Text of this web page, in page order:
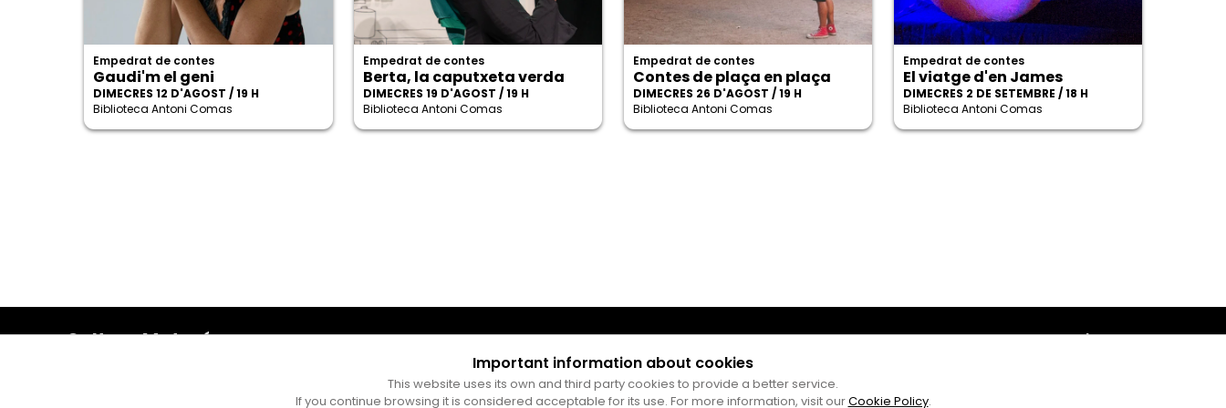
Empedrat de contes
Gaudi'm el geni
DIMECRES 12 D'AGOST / 19 H
Biblioteca Antoni Comas
Empedrat de contes
Berta, la caputxeta verda
DIMECRES 19 D'AGOST / 19 H
Biblioteca Antoni Comas
Empedrat de contes
Contes de plaça en plaça
DIMECRES 26 D'AGOST / 19 H
Biblioteca Antoni Comas
Empedrat de contes
El viatge d'en James
DIMECRES 2 DE SETEMBRE / 18 H
Biblioteca Antoni Comas
Cultura Mataró
Horari d'obertura: dilluns, dimecres i divendres de 10 a
Amb el suport
Important information about cookies
This website uses its own and third party cookies to provide a better service.
If you continue browsing it is considered acceptable for its use. For more information, visit ourCookie Policy.